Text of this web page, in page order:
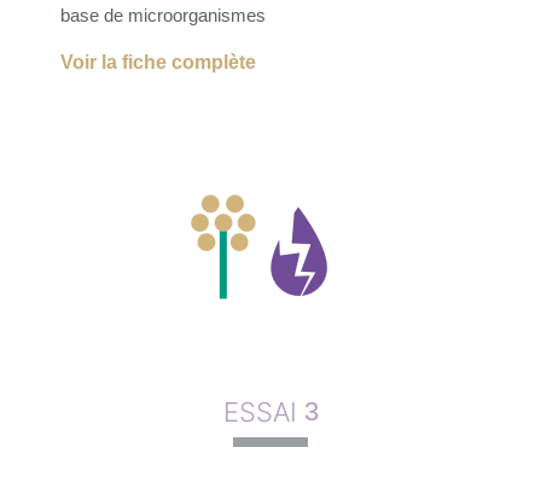
base de microorganismes
Voir la fiche complète
ESSAI 3